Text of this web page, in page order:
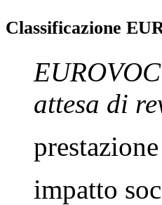
Classificazione
EUROVOC
attesa di
impatto